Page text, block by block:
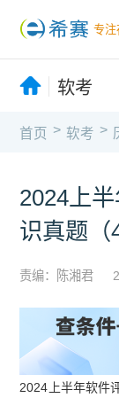
专注
软考
首页 > 软考 >
2024上
识真题（4
责编：陈湘君
2024上半年软件